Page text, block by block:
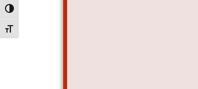
Alternar alto contraste
Alternar tamanho da fonte